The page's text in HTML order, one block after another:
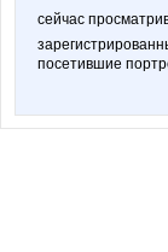
сейчас
посетившие